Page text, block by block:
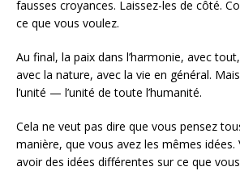
fausses croyances. Laissez-les de côté.
ce que vous voulez.
Au final, la paix dans l’harmonie, avec
avec la nature, avec la vie en général.
l’unité — l’unité de toute l’humanité.
Cela ne veut pas dire que vous pensez
manière, que vous avez les mêmes idées.
avoir des idées différentes sur ce que